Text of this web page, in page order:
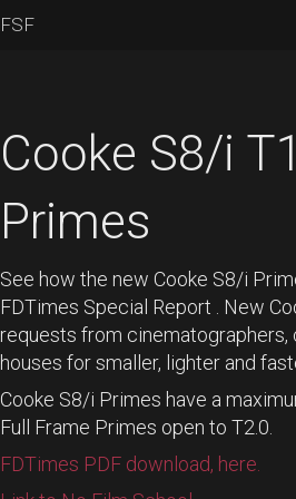
FSF
Cooke S8/i
Primes
See how the new Cooke S8/i
FDTimes Special Report . New
requests from cinematographers,
houses for smaller, lighter and
Cooke S8/i Primes have a
Full Frame Primes open to T2.0.
FDTimes PDF download, here.